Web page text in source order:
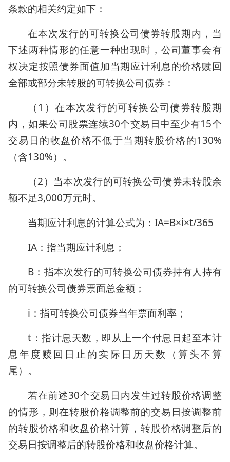
条款的相关约定如下：
在本次发行的可转换公司债券转股期内，当
下述两种情形的任意一种出现时，公司董事会有
权决定按照债券面值加当期应计利息的价格赎回
全部或部分未转股的可转换公司债券：
（1）在本次发行的可转换公司债券转股期
内，如果公司股票连续30个交易日中至少有15个
交易日的收盘价格不低于当期转股价格的130%
（含130%）。
（2）当本次发行的可转换公司债券未转股余
额不足3,000万元时。
当期应计利息的计算公式为：IA=B×i×t/365
IA：指当期应计利息；
B：指本次发行的可转换公司债券持有人持有
的可转换公司债券票面总金额；
i：指可转换公司债券当年票面利率；
t：指计息天数，即从上一个付息日起至本计
息年度赎回日止的实际日历天数（算头不算
尾）。
若在前述30个交易日内发生过转股价格调整
的情形，则在转股价格调整前的交易日按调整前
的转股价格和收盘价格计算，转股价格调整后的
交易日按调整后的转股价格和收盘价格计算。